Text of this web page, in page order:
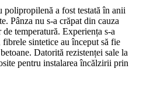
polipropilenă a fost testată în anii
Pânza nu s-a crăpat din cauza
temperatură. Experiența s-a
sintetice au început să fie
Datorită rezistenței sale la
pentru instalarea încălzirii prin